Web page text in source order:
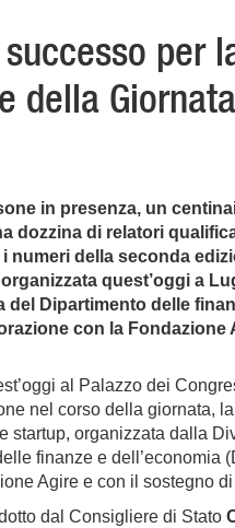
successo per
della
in presenza, un
dozzina di relatori
numeri della seconda
quest’oggi a
del Dipartimento delle
con la Fondazione
al Palazzo dei
nel corso della giornata,
startup, organizzata dalla
finanze e dell’economia
Agire e con il sostegno
dal Consigliere di Stato